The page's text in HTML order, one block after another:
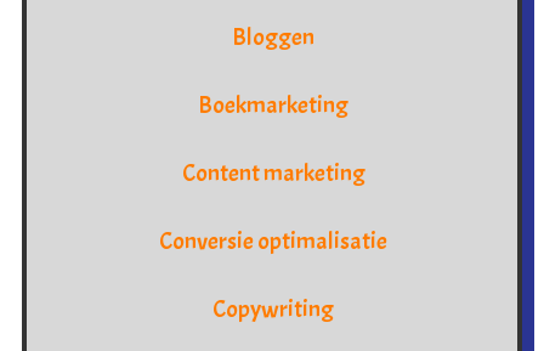
Bloggen
Boekmarketing
Content marketing
Conversie optimalisatie
Copywriting